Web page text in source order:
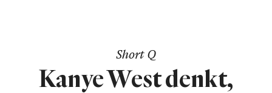
Short Q
Kanye West denkt,